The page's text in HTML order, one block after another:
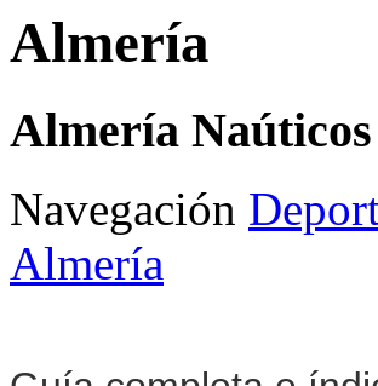
Almería
Almería
Navegación
Almería